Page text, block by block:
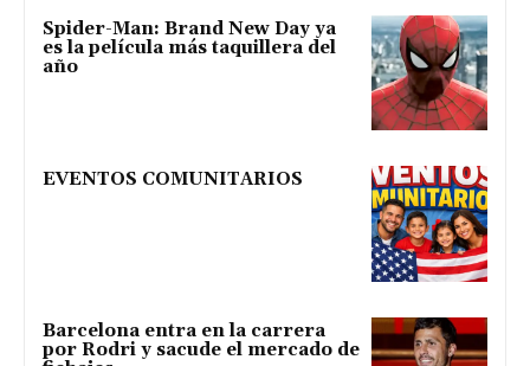
Spider-Man: Brand New Day ya
es la película más taquillera del
año
EVENTOS COMUNITARIOS
Barcelona entra en la carrera
por Rodri y sacude el mercado de